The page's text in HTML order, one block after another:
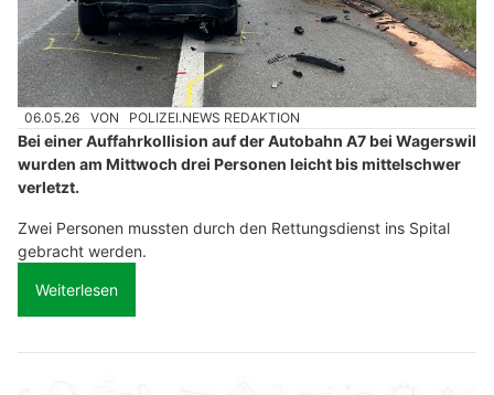
06.05.26 VON POLIZEI.NEWS REDAKTION
Bei einer Auffahrkollision auf der Autobahn A7 bei Wagerswil
wurden am Mittwoch drei Personen leicht bis mittelschwer
verletzt.
Zwei Personen mussten durch den Rettungsdienst ins Spital
gebracht werden.
Weiterlesen